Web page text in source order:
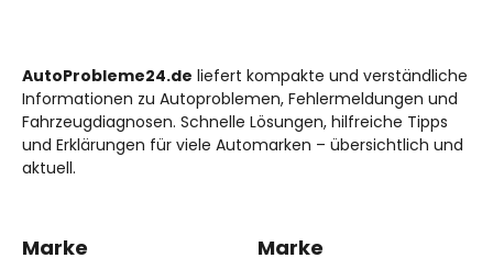
AutoProbleme24.de liefert kompakte und verständliche
Informationen zu Autoproblemen, Fehlermeldungen und
Fahrzeugdiagnosen. Schnelle Lösungen, hilfreiche Tipps
und Erklärungen für viele Automarken – übersichtlich und
aktuell.
Marke Marke